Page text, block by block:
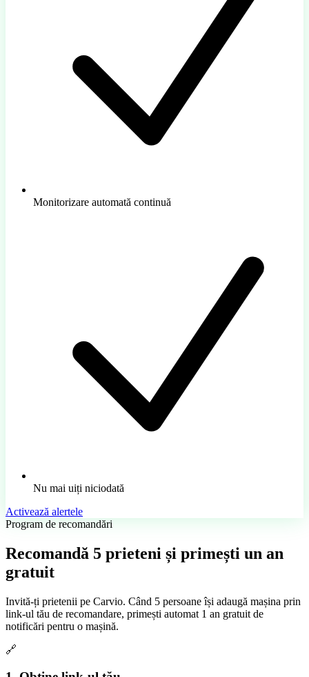
Monitorizare automată continuă
Nu mai uiți niciodată
Activează alertele
Program de recomandări
Recomandă 5 prieteni și primești un an
gratuit
Invită-ți prietenii pe Carvio. Când 5 persoane își adaugă mașina prin
link-ul tău de recomandare, primești automat 1 an gratuit de
notificări pentru o mașină.
🔗